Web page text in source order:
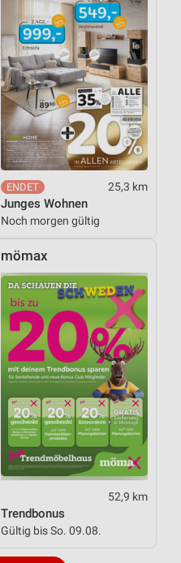
25,3 km
Junges Wohnen
Noch morgen gültig
mömax
52,9 km
Trendbonus
Gültig bis So. 09.08.